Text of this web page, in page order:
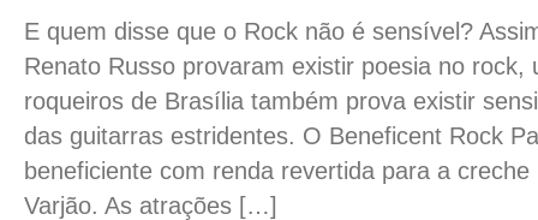
E quem disse que o Rock não é sensível?
Renato Russo provaram existir poesia no rock,
roqueiros de Brasília também prova existir
das guitarras estridentes. O Beneficent Rock
beneficiente com renda revertida para a
Varjão. As atrações […]